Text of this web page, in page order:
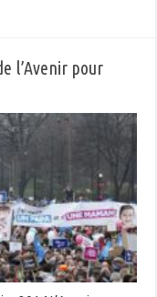
l’Avenir pour